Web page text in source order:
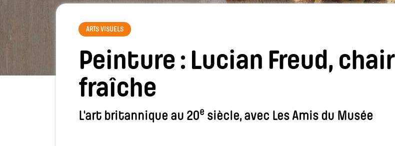
ARTS VISUELS
Peinture : Lucian Freud, chair
fraîche
L'art britannique au 20e siècle, avec Les Amis du Musée